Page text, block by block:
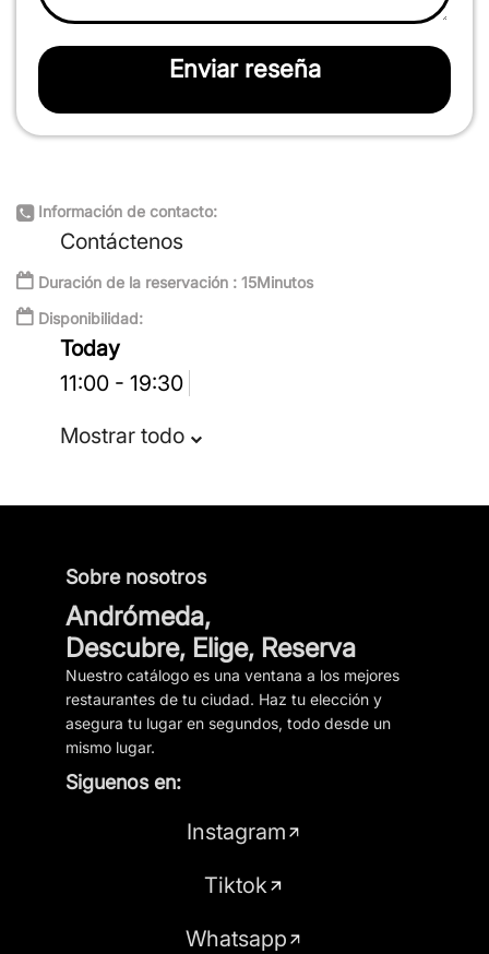
Enviar reseña
Información de contacto:
Contáctenos
Duración de la reservación : 15Minutos
Disponibilidad:
Today
11:00 - 19:30
Mostrar todo
Sobre nosotros
Andrómeda,
Descubre, Elige, Reserva
Nuestro catálogo es una ventana a los mejores
restaurantes de tu ciudad. Haz tu elección y
asegura tu lugar en segundos, todo desde un
mismo lugar.
Siguenos en:
Instagram
Tiktok
Whatsapp